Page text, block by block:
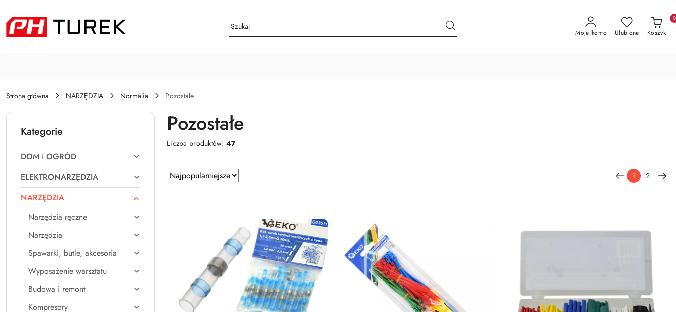
Moje konto Ulubione Koszyk
0
Strona główna NARZĘDZIA Normalia Pozostałe
Kategorie
DOM i OGRÓD
ELEKTRONARZĘDZIA
NARZĘDZIA
Narzędzia ręczne
Narzędzia
Spawarki, butle, akcesoria
Wyposażenie warsztatu
Budowa i remont
Kompresory
Pozostałe
Liczba produktów:47
Zastosowano
sortowanie:
Sortuj
według
1 2